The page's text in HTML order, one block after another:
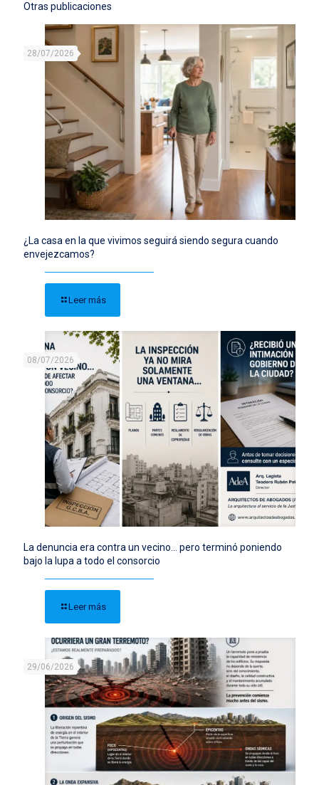
Otras publicaciones
28/07/2026
¿La casa en la que vivimos seguirá siendo segura cuando
envejezcamos?
Leer más
08/07/2026
La denuncia era contra un vecino… pero terminó poniendo
bajo la lupa a todo el consorcio
Leer más
29/06/2026